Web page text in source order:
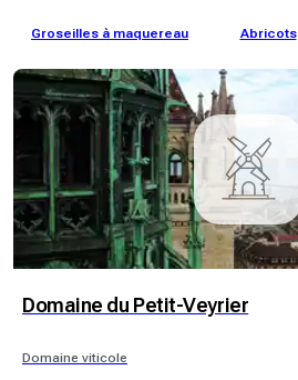
Groseilles à maquereau Abricots
Domaine du Petit-Veyrier
Domaine viticole